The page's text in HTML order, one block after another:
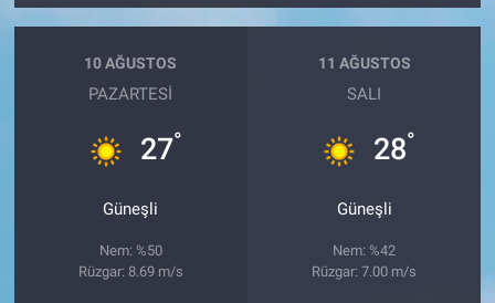
10 AĞUSTOS
PAZARTESI
27°
Güneşli
Nem: %50
Rüzgar: 8.69 m/s
11 AĞUSTOS
SALI
28°
Güneşli
Nem: %42
Rüzgar: 7.00 m/s